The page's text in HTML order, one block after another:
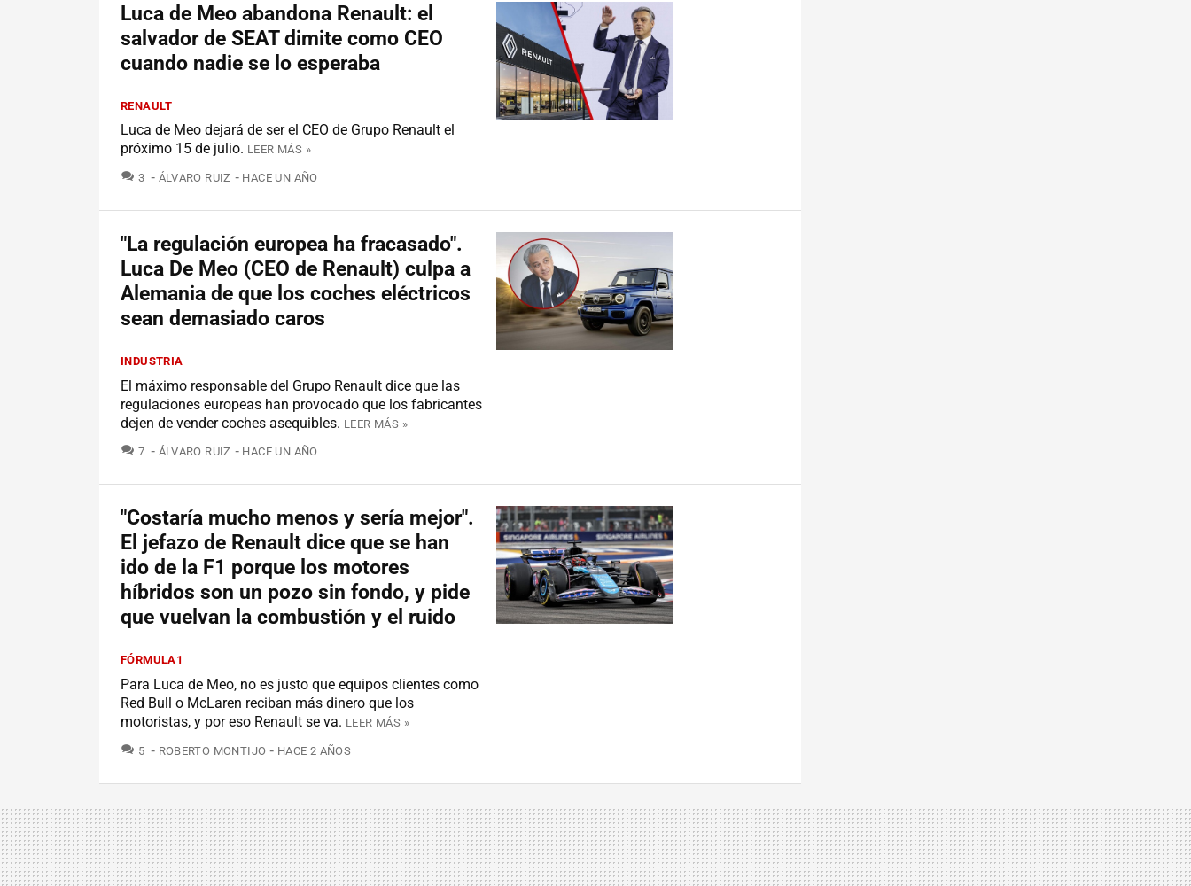
Luca de Meo abandona Renault: el
salvador de SEAT dimite como CEO
cuando nadie se lo esperaba
RENAULT
Luca de Meo dejará de ser el CEO de Grupo Renault el
próximo 15 de julio. LEER MÁS »
3 COMENTARIOS
ÁLVARO RUIZ HACE UN AÑO
"La regulación europea ha fracasado".
Luca De Meo (CEO de Renault) culpa a
Alemania de que los coches eléctricos
sean demasiado caros
INDUSTRIA
El máximo responsable del Grupo Renault dice que las
regulaciones europeas han provocado que los fabricantes
dejen de vender coches asequibles. LEER MÁS »
7 COMENTARIOS
ÁLVARO RUIZ HACE UN AÑO
"Costaría mucho menos y sería mejor".
El jefazo de Renault dice que se han
ido de la F1 porque los motores
híbridos son un pozo sin fondo, y pide
que vuelvan la combustión y el ruido
FÓRMULA1
Para Luca de Meo, no es justo que equipos clientes como
Red Bull o McLaren reciban más dinero que los
motoristas, y por eso Renault se va. LEER MÁS »
5 COMENTARIOS
ROBERTO MONTIJO HACE 2 AÑOS